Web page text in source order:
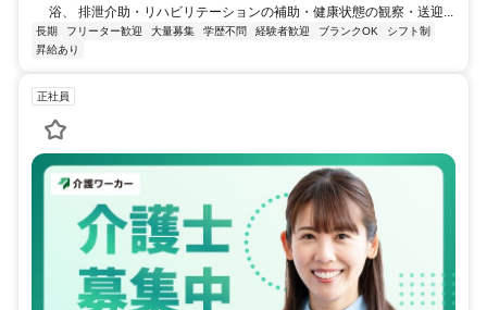
浴、 排泄介助・リハビリテーションの補助・健康状態の観察・送迎...
長期 フリーター歓迎 大量募集 学歴不問 経験者歓迎 ブランクOK
シフト制
昇給あり
正社員